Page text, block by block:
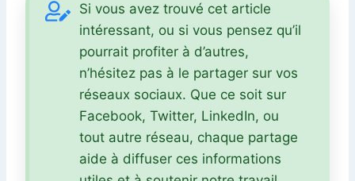
Si vous avez trouvé cet article
intéressant, ou si vous pensez qu’il
pourrait profiter à d’autres,
n’hésitez pas à le partager sur vos
réseaux sociaux. Que ce soit sur
Facebook, Twitter, LinkedIn, ou
tout autre réseau, chaque partage
aide à diffuser ces informations